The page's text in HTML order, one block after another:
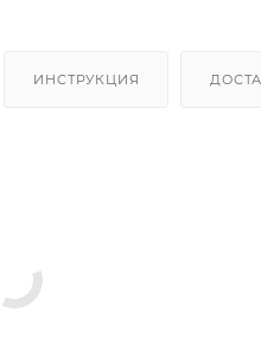
ИНСТРУКЦИЯ